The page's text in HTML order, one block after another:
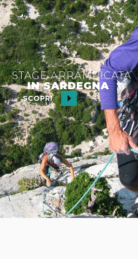
STAGE ARRAMPICATA
IN SARDEGNA
SCOPRI